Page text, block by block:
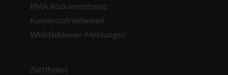
RMA Rücksendebeleg
Kundenzufriedenheit
Whistleblower-Meldungen
Zertifiziert